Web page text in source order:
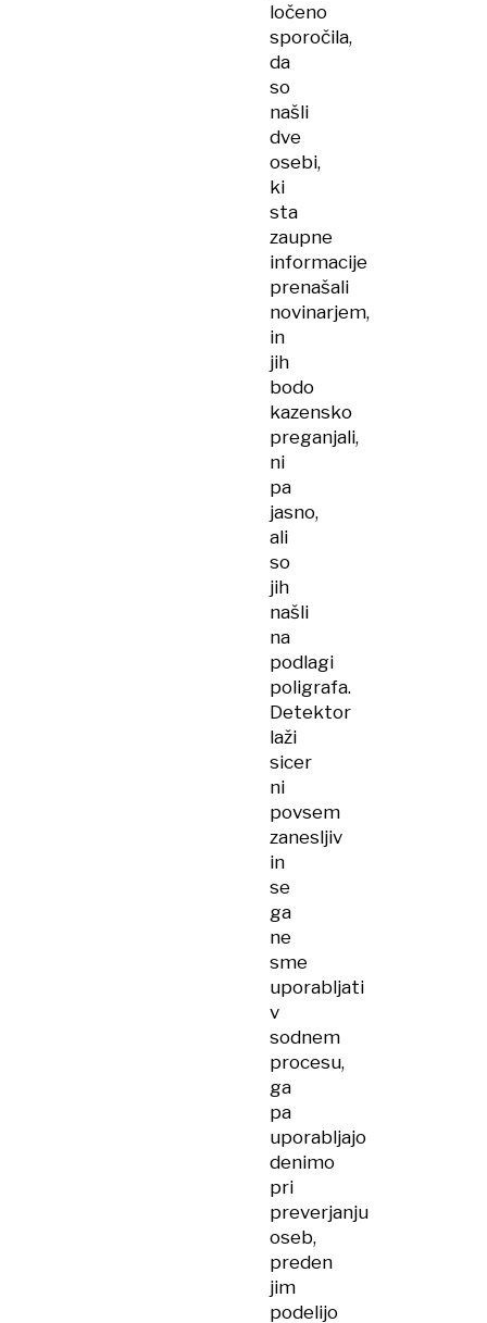
ločeno
sporočila,
da
so
našli
dve
osebi,
ki
sta
zaupne
informacije
prenašali
novinarjem,
in
jih
bodo
kazensko
preganjali,
ni
pa
jasno,
ali
so
jih
našli
na
podlagi
poligrafa.
Detektor
laži
sicer
ni
povsem
zanesljiv
in
se
ga
ne
sme
uporabljati
v
sodnem
procesu,
ga
pa
uporabljajo
denimo
pri
preverjanju
oseb,
preden
jim
podelijo